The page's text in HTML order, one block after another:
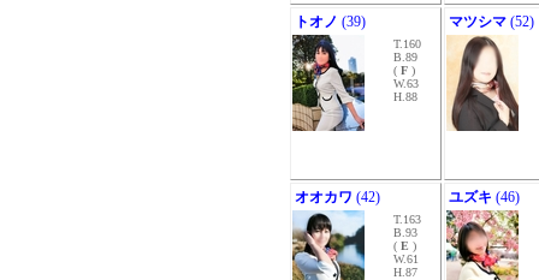
トオノ (39)
T.160
B.89
( F )
W.63
H.88
マツシマ (52)
オオカワ (42)
T.163
B.93
( E )
W.61
H.87
ユズキ (46)